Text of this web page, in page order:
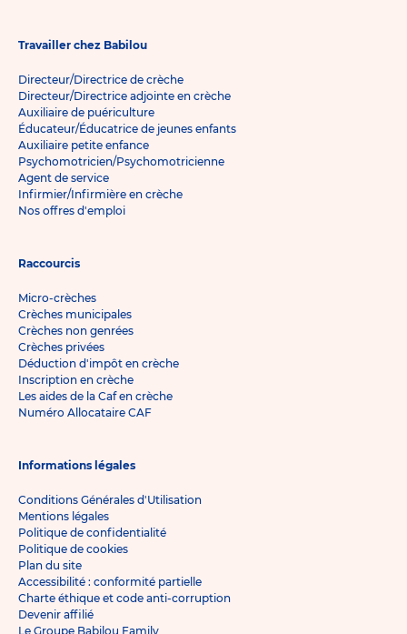
Travailler chez Babilou
Directeur/Directrice de crèche
Directeur/Directrice adjointe en crèche
Auxiliaire de puériculture
Éducateur/Éducatrice de jeunes enfants
Auxiliaire petite enfance
Psychomotricien/Psychomotricienne
Agent de service
Infirmier/Infirmière en crèche
Nos offres d'emploi
Raccourcis
Micro-crèches
Crèches municipales
Crèches non genrées
Crèches privées
Déduction d'impôt en crèche
Inscription en crèche
Les aides de la Caf en crèche
Numéro Allocataire CAF
Informations légales
Conditions Générales d'Utilisation
Mentions légales
Politique de confidentialité
Politique de cookies
Plan du site
Accessibilité : conformité partielle
Charte éthique et code anti-corruption
Devenir affilié
Le Groupe Babilou Family